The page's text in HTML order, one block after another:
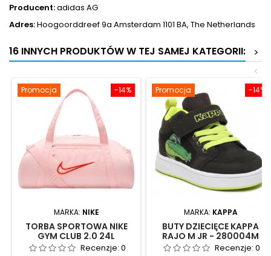
Producent:adidas AG
Adres:Hoogoorddreef 9a Amsterdam 1101 BA, The Netherlands
16 INNYCH PRODUKTÓW W TEJ SAMEJ KATEGORII:
>
<
-14%
Promocja
MARKA: NIKE
TORBA SPORTOWA NIKE
GYM CLUB 2.0 24L
RÓŻOWA - DA1746 610
Recenzje: 0
-14%
Promocja
MARKA: KAPPA
BUTY DZIECIĘCE KAPPA
RAJO M JR - 280004M
5033Recenzje: 0